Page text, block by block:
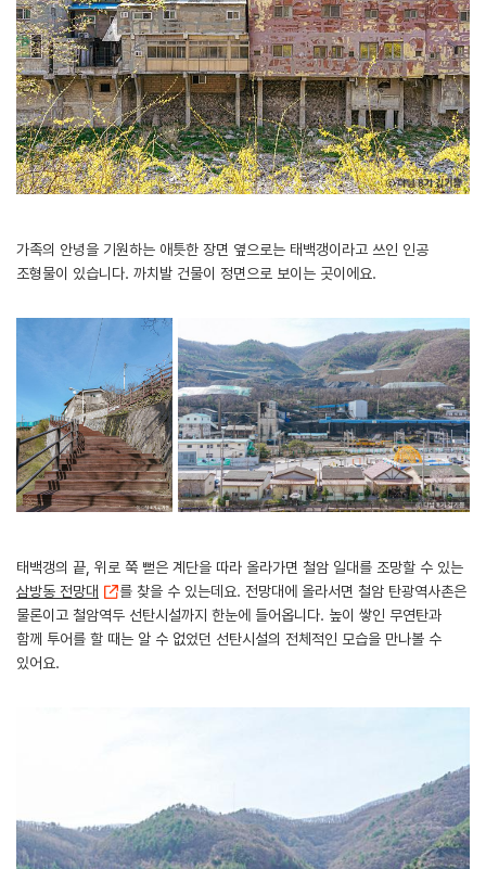
가족의 안녕을 기원하는 애틋한 장면 옆으로는 태백갱이라고 쓰인 인공
조형물이 있습니다. 까치발 건물이 정면으로 보이는 곳이에요.
태백갱의 끝, 위로 쭉 뻗은 계단을 따라 올라가면 철암 일대를 조망할 수 있는
삼방동 전망대
를 찾을 수 있는데요. 전망대에 올라서면 철암 탄광역사촌은
물론이고 철암역두 선탄시설까지 한눈에 들어옵니다. 높이 쌓인 무연탄과
함께 투어를 할 때는 알 수 없었던 선탄시설의 전체적인 모습을 만나볼 수
있어요.